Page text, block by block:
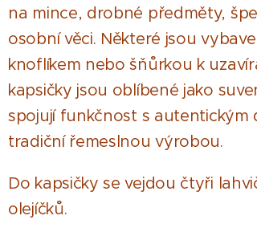
na mince, drobné předměty,
osobní věci. Některé jsou
knoflíkem nebo šňůrkou k
kapsičky jsou oblíbené jako
spojují funkčnost s autentickým
tradiční řemeslnou výrobou.
Do kapsičky se vejdou čtyři
olejíčků.